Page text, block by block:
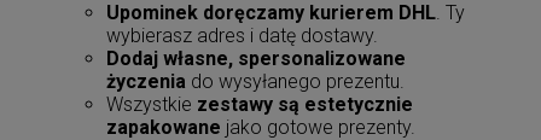
Upominek doręczamy kurierem DHL. Ty
wybierasz adres i datę dostawy.
Dodaj własne, spersonalizowane
życzenia do wysyłanego prezentu.
Wszystkie zestawy są estetycznie
zapakowane jako gotowe prezenty.